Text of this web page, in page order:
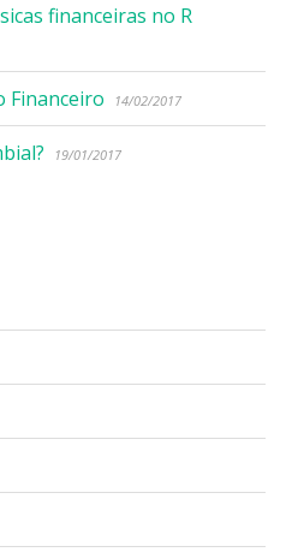
financeiras no R
Financeiro 14/02/2017
19/01/2017